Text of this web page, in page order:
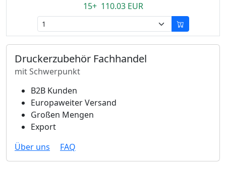
15+ 110.03 EUR
Druckerzubehör Fachhandel
mit Schwerpunkt
B2B Kunden
Europaweiter Versand
Großen Mengen
Export
Über uns
FAQ